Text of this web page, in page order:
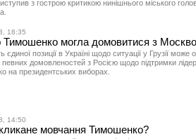
з гострою критикою нинішнього міського
18:35
могла домовитися з
єдиної позиції в Україні щодо ситуації у Грузії може
певних домовленостей з Росією щодо підтримки
на президентських виборах.
14:50
мовчання Тимошенко?